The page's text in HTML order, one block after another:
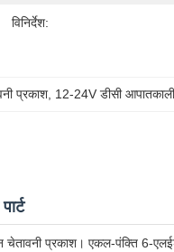
विनिर्देश:
प्रकाश 12-24V डीसी
चेतावनी प्रकाश। एकल-पंक्ति 6-